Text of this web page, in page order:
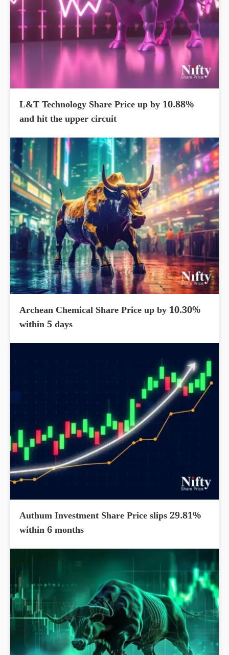
L&T Technology Share Price up by 10.88%
and hit the upper circuit
Archean Chemical Share Price up by 10.30%
within 5 days
Authum Investment Share Price slips 29.81%
within 6 months